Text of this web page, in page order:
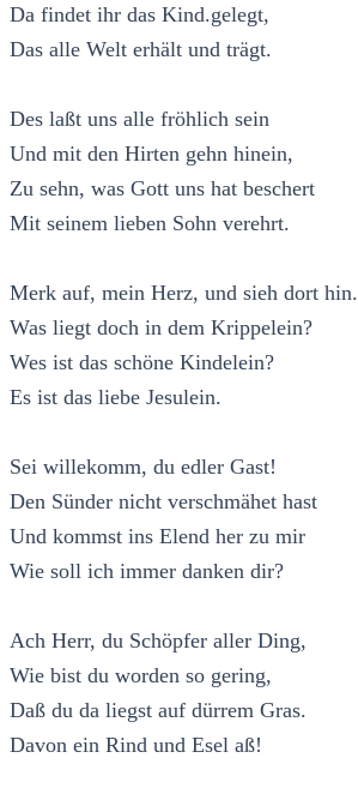
Da findet ihr das Kind.gelegt,
Das alle Welt erhält und trägt.
Des laßt uns alle fröhlich sein
Und mit den Hirten gehn hinein,
Zu sehn, was Gott uns hat beschert
Mit seinem lieben Sohn verehrt.
Merk auf, mein Herz, und sieh dort hin.
Was liegt doch in dem Krippelein?
Wes ist das schöne Kindelein?
Es ist das liebe Jesulein.
Sei willekomm, du edler Gast!
Den Sünder nicht verschmähet hast
Und kommst ins Elend her zu mir
Wie soll ich immer danken dir?
Ach Herr, du Schöpfer aller Ding,
Wie bist du worden so gering,
Daß du da liegst auf dürrem Gras.
Davon ein Rind und Esel aß!